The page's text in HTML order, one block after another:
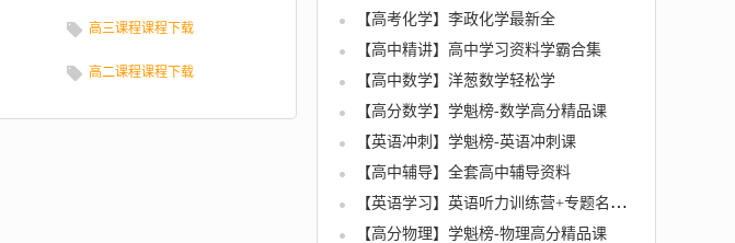
高三课程课程下载
高二课程课程下载
【高考化学】李政化学最新全
【高中精讲】高中学习资料学霸合集
【高中数学】洋葱数学轻松学
【高分数学】学魁榜-数学高分精品课
【英语冲刺】学魁榜-英语冲刺课
【高中辅导】全套高中辅导资料
【英语学习】英语听力训练营+专题名师讲座
【高分物理】学魁榜-物理高分精品课